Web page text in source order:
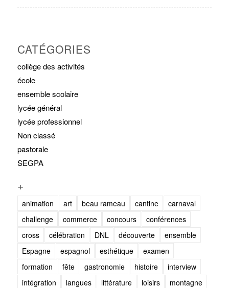
CATÉGORIES
collège des activités
école
ensemble scolaire
lycée général
lycée professionnel
Non classé
pastorale
SEGPA
+
animation art beau rameau cantine
carnaval
challenge
commerce concours
conférences
cross
célébration DNL découverte
ensemble
Espagne
espagnol esthétique
examen
formation
fête gastronomie histoire
interview
intégration
langues littérature loisirs
montagne